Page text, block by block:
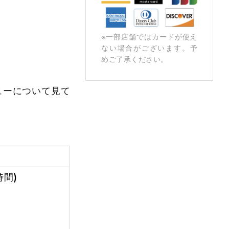
について見て
間)
※⼀部店舗ではカードが使え
ない場合がございます。予
めご了承ください。